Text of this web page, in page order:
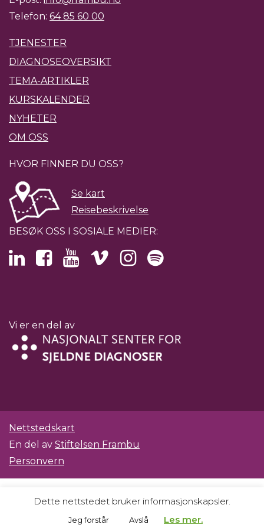
Telefon: 64 85 60 00
TJENESTER
DIAGNOSEOVERSIKT
TEMA-ARTIKLER
KURSKALENDER
NYHETER
OM OSS
HVOR FINNER DU OSS?
Se kart
Reisebeskrivelse
BESØK OSS I SOSIALE MEDIER:
Vi er en del av
Nettstedskart
En del av Stiftelsen Frambu
Personvern
Dette nettstedet bruker informasjonskapsler.
Jeg forstår Avslå Les mer.